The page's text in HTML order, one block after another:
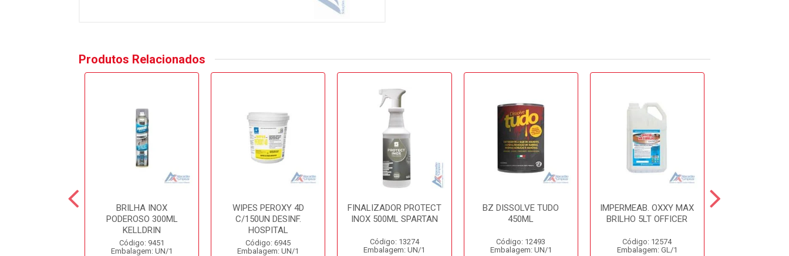
Produtos Relacionados
BRILHA INOX
PODEROSO 300ML
KELLDRIN
Código: 9451
Embalagem: UN/1
WIPES PEROXY 4D
C/150UN DESINF.
HOSPITAL
Código: 6945
Embalagem: UN/1
FINALIZADOR PROTECT
INOX 500ML SPARTAN
Código: 13274
Embalagem: UN/1
BZ DISSOLVE TUDO
450ML
Código: 12493
Embalagem: UN/1
IMPERMEAB. OXXY MAX
BRILHO 5LT OFFICER
Código: 12574
Embalagem: GL/1